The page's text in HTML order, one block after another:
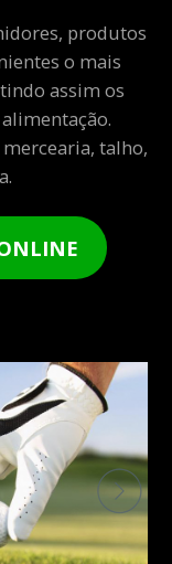
produtos
o mais
assim os
talho,